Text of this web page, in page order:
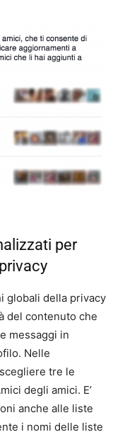
per
globali della privacy
del contenuto che
messaggi in
Nelle
tre le
degli amici. E’
anche alle liste
i nomi delle liste